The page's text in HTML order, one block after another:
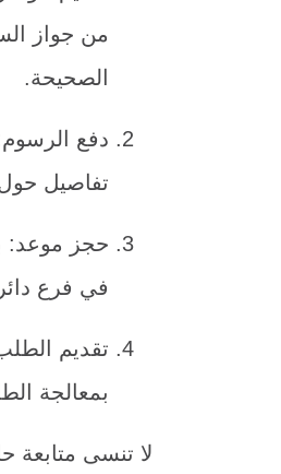
من جواز
الصحيحة.
دفع
تفاصيل
حجز موعد:
في فرع
تقديم
بمعالجة
لا تنسى متابعة